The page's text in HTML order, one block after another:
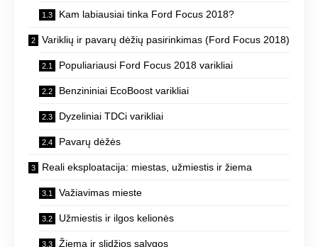
Kam labiausiai tinka Ford Focus 2018?
Variklių ir pavarų dėžių pasirinkimas (Ford Focus 2018)
Populiariausi Ford Focus 2018 varikliai
Benzininiai EcoBoost varikliai
Dyzeliniai TDCi varikliai
Pavarų dėžės
Reali eksploatacija: miestas, užmiestis ir žiema
Važiavimas mieste
Užmiestis ir ilgos kelionės
Žiema ir slidžios sąlygos